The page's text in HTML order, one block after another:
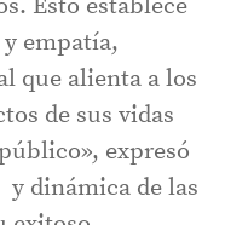
Esto establece
empatía,
que alienta a los
de sus vidas
expresó
y dinámica de las